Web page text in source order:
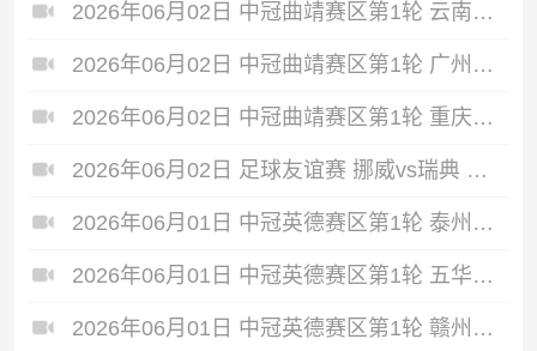
2026年06月02日 中冠曲靖赛区第1轮 云南青丘 VS 自贡弘祥电碳 全场录像
2026年06月02日 中冠曲靖赛区第1轮 广州悦高 VS 重庆润麒 全场录像
2026年06月02日 中冠曲靖赛区第1轮 重庆瀚达 VS 贵州飞鹰 全场录像
2026年06月02日 足球友谊赛 挪威vs瑞典 全场录像
2026年06月01日 中冠英德赛区第1轮 泰州早茶黑马 VS 中国澳门U23 全场录像
2026年06月01日 中冠英德赛区第1轮 五华华京 VS 广州联增城澳体 全场录像
2026年06月01日 中冠英德赛区第1轮 赣州红星 VS 盐城东台安贝斯 全场录像